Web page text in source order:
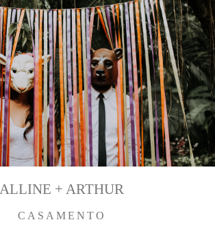
CASAMENTO
ALLINE + ARTHUR